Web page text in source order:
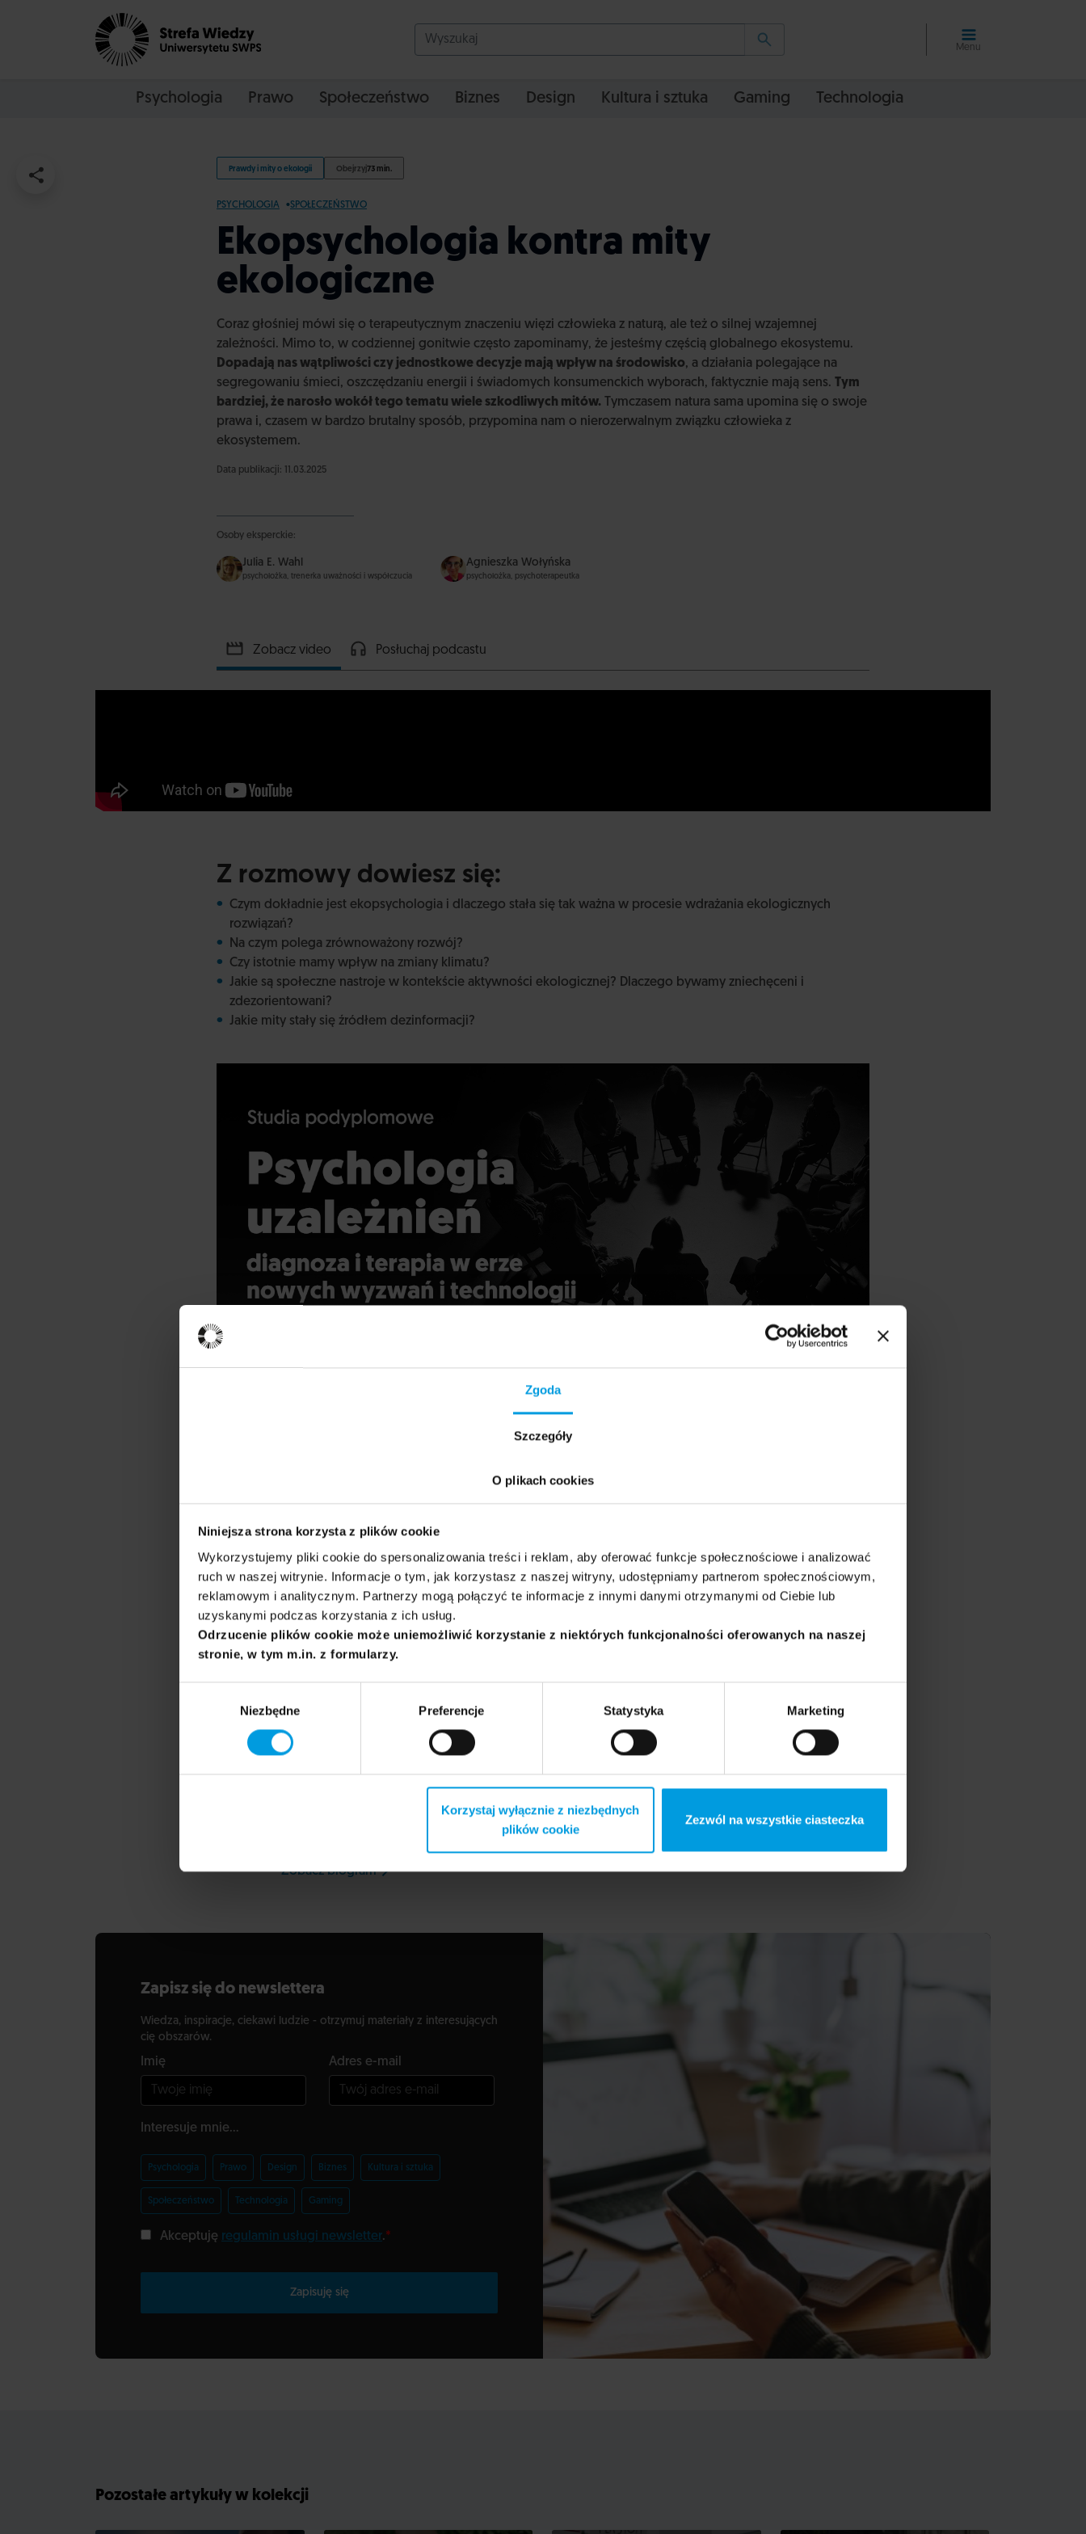
Zgoda
Szczegóły
O plikach cookies
Niniejsza strona korzysta z plików cookie
Wykorzystujemy pliki cookie do spersonalizowania treści i reklam, aby oferować funkcje społecznościowe i analizować
ruch w naszej witrynie. Informacje o tym, jak korzystasz z naszej witryny, udostępniamy partnerom społecznościowym,
reklamowym i analitycznym. Partnerzy mogą połączyć te informacje z innymi danymi otrzymanymi od Ciebie lub
uzyskanymi podczas korzystania z ich usług.
Odrzucenie plików cookie może uniemożliwić korzystanie z niektórych funkcjonalności oferowanych na naszej
stronie, w tym m.in. z formularzy.
Niezbędne Preferencje Statystyka Marketing
Korzystaj wyłącznie z niezbędnych
plików cookie
Zezwól na wszystkie ciasteczka
Menu
Psychologia Prawo Społeczeństwo Biznes Design Kultura i sztuka Gaming Technologia
Prawdy i mity o ekologii Obejrzyj73 min.
PSYCHOLOGIA SPOŁECZEŃSTWO
Ekopsychologia kontra mity
ekologiczne
Coraz głośniej mówi się o terapeutycznym znaczeniu więzi człowieka z naturą, ale też o silnej wzajemnej
zależności. Mimo to, w codziennej gonitwie często zapominamy, że jesteśmy częścią globalnego ekosystemu.
Dopadają nas wątpliwości czy jednostkowe decyzje mają wpływ na środowisko, a działania polegające na
segregowaniu śmieci, oszczędzaniu energii i świadomych konsumenckich wyborach, faktycznie mają sens.
Tym
bardziej, że narosło wokół tego tematu wiele szkodliwych mitów. Tymczasem natura sama upomina się o swoje
prawa i, czasem w bardzo brutalny sposób, przypomina nam o nierozerwalnym związku człowieka z
ekosystemem.
Data publikacji: 11.03.2025
Osoby eksperckie:
Julia E. Wahl
psycholożka, trenerka uważności i współczucia
Agnieszka Wołyńska
psycholożka, psychoterapeutka
Zobacz video Posłuchaj podcastu
Z rozmowy dowiesz się:
Czym dokładnie jest ekopsychologia i dlaczego stała się tak ważna w procesie wdrażania ekologicznych
rozwiązań?
Na czym polega zrównoważony rozwój?
Czy istotnie mamy wpływ na zmiany klimatu?
Jakie są społeczne nastroje w kontekście aktywności ekologicznej? Dlaczego bywamy zniechęceni i
zdezorientowani?
Jakie mity stały się źródłem dezinformacji?
Julia E. Wahl
Psycholożka, trenerka podejścia uważności i współczucia. Wykładowczyni, założycielka i dyrektorka
The Mind InstituteorazPolskiej Szkoły Uważności, kierowniczka i pomysłodawczyni podyplomowych
studiów uważności i współczucia
Zobacz biogram
Agnieszka Wołyńska
Psycholożka, psychoterapeutka. Ukończyła kurs terapii systemowej w Wielkopolskim Towarzystwie
Terapii Systemowej, podyplomowe Studia Uważności i Współczucia na Uniwersytecie SWPS w
Poznaniu, ośmiomiesięczny międzynarodowy kurs dla terapeutów SCIP - Self - Compassion In
Zobacz biogramna stronie Uniwersytetu SWPS
Zapisz się do newslettera
Wiedza, inspiracje, ciekawi ludzie - otrzymuj materiały z interesujących
cię obszarów.
Imię Adres e-mail
Interesuje mnie...
Psychologia Prawo Design Biznes Kultura i sztuka
Społeczeństwo Technologia Gaming
Akceptuję regulamin usługi newsletter.*
Zapisuję się
Pozostałe artykuły w kolekcji